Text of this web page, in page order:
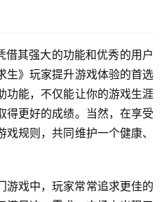
其强大的功能和优秀的用户
生》玩家提升游戏体验的首选
功能，不仅能让你的游戏生涯
得更好的成绩。当然，在享受
规则，共同维护一个健康、
游戏中，玩家常常追求更佳的